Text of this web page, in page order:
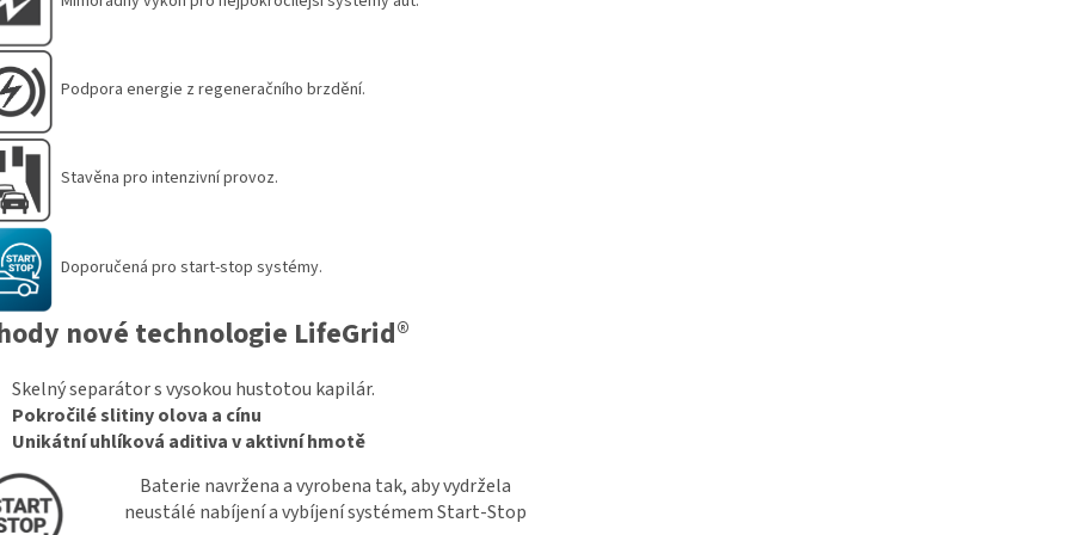
Podpora energie z regeneračního brzdění.
Stavěna pro intenzivní provoz.
Doporučená pro start-stop systémy.
nové technologie LifeGrid®
Skelný separátor s vysokou hustotou kapilár.
Pokročilé slitiny olova a cínu
Unikátní uhlíková aditiva v aktivní hmotě
Baterie navržena a vyrobena tak, aby vydržela
neustálé nabíjení a vybíjení systémem Start-Stop